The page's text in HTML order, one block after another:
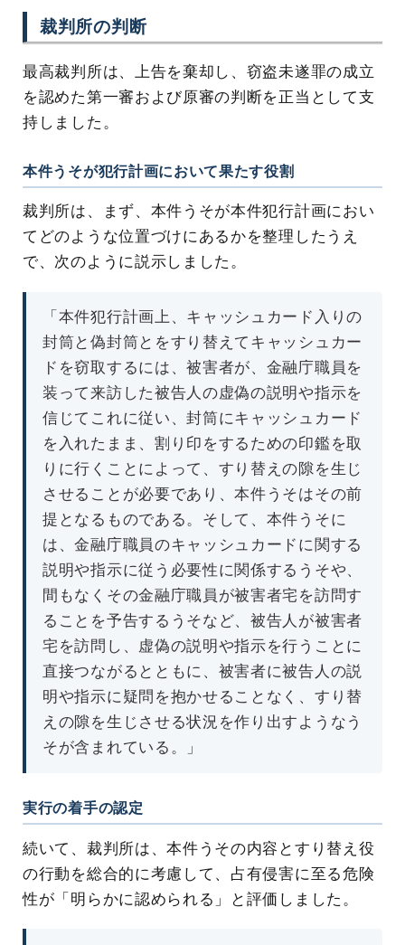
裁判所の判断
最高裁判所は、上告を棄却し、窃盗未遂罪の成立
を認めた第一審および原審の判断を正当として支
持しました。
本件うそが犯行計画において果たす役割
裁判所は、まず、本件うそが本件犯行計画におい
てどのような位置づけにあるかを整理したうえ
で、次のように説示しました。
「本件犯行計画上、キャッシュカード入りの
封筒と偽封筒とをすり替えてキャッシュカー
ドを窃取するには、被害者が、金融庁職員を
装って来訪した被告人の虚偽の説明や指示を
信じてこれに従い、封筒にキャッシュカード
を入れたまま、割り印をするための印鑑を取
りに行くことによって、すり替えの隙を生じ
させることが必要であり、本件うそはその前
提となるものである。そして、本件うそに
は、金融庁職員のキャッシュカードに関する
説明や指示に従う必要性に関係するうそや、
間もなくその金融庁職員が被害者宅を訪問す
ることを予告するうそなど、被告人が被害者
宅を訪問し、虚偽の説明や指示を行うことに
直接つながるとともに、被害者に被告人の説
明や指示に疑問を抱かせることなく、すり替
えの隙を生じさせる状況を作り出すようなう
そが含まれている。」
実行の着手の認定
続いて、裁判所は、本件うその内容とすり替え役
の行動を総合的に考慮して、占有侵害に至る危険
性が「明らかに認められる」と評価しました。